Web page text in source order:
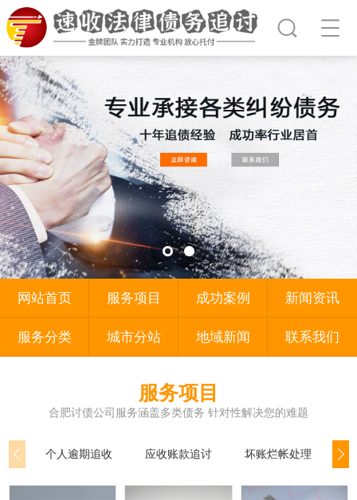
网站首页 服务项目 成功案例 新闻资讯
服务分类 城市分站 地域新闻 联系我们
服务项目
合肥讨债公司服务涵盖多类债务 针对性解决您的难题
个人逾期追收 应收账款追讨 坏账烂帐处理